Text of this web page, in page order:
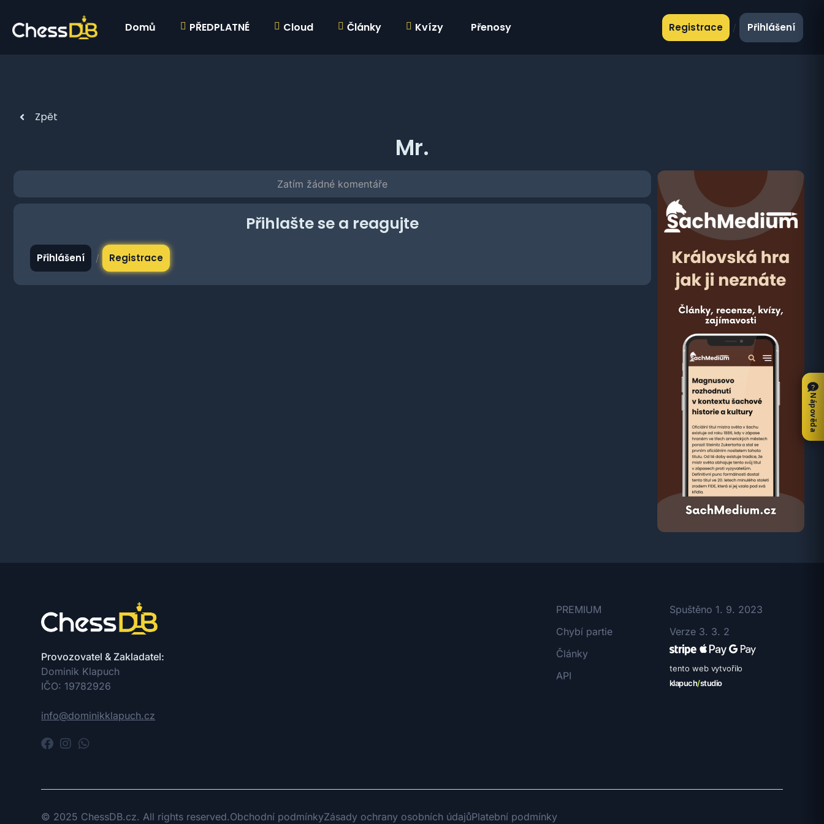
Domů PŘEDPLATNÉ Cloud Články Kvízy Přenosy Registrace / Přihlášení
Zpět
Mr.
Zatím žádné komentáře
Přihlašte se a reagujte
Přihlášení / Registrace
Provozovatel & Zakladatel:
Dominik Klapuch
IČO: 19782926
info@dominikklapuch.cz
PREMIUM
Chybí partie
Články
API
Spuštěno 1. 9. 2023
Verze 3. 3. 2
tento web vytvořilo
klapuch/studio
© 2025 ChessDB.cz. All rights reserved.Obchodní podmínkyZásady ochrany osobních údajůPlatební podmínky
Nápověda